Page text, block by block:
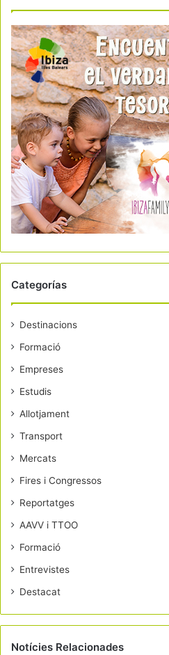
Categorías
Destinacions
Formació
Empreses
Estudis
Allotjament
Transport
Mercats
Fires i Congressos
Reportatges
AAVV i TTOO
Formació
Entrevistes
Destacat
Notícies Relacionades